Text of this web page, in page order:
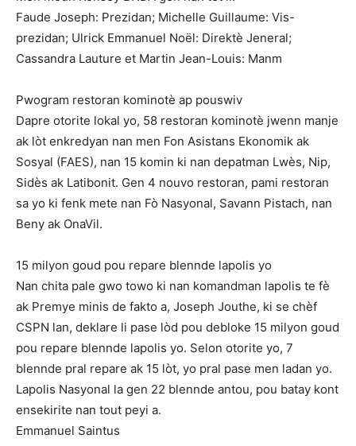
Faude Joseph: Prezidan; Michelle Guillaume: Vis-
prezidan; Ulrick Emmanuel Noël: Direktè Jeneral;
Cassandra Lauture et Martin Jean-Louis: Manm
Pwogram restoran kominotè ap pouswiv
Dapre otorite lokal yo, 58 restoran kominotè jwenn manje
ak lòt enkredyan nan men Fon Asistans Ekonomik ak
Sosyal (FAES), nan 15 komin ki nan depatman Lwès, Nip,
Sidès ak Latibonit. Gen 4 nouvo restoran, pami restoran
sa yo ki fenk mete nan Fò Nasyonal, Savann Pistach, nan
Beny ak OnaVil.
15 milyon goud pou repare blennde lapolis yo
Nan chita pale gwo towo ki nan komandman lapolis te fè
ak Premye minis de fakto a, Joseph Jouthe, ki se chèf
CSPN lan, deklare li pase lòd pou debloke 15 milyon goud
pou repare blennde lapolis yo. Selon otorite yo, 7
blennde pral repare ak 15 lòt, yo pral pase men ladan yo.
Lapolis Nasyonal la gen 22 blennde antou, pou batay kont
ensekirite nan tout peyi a.
Emmanuel Saintus